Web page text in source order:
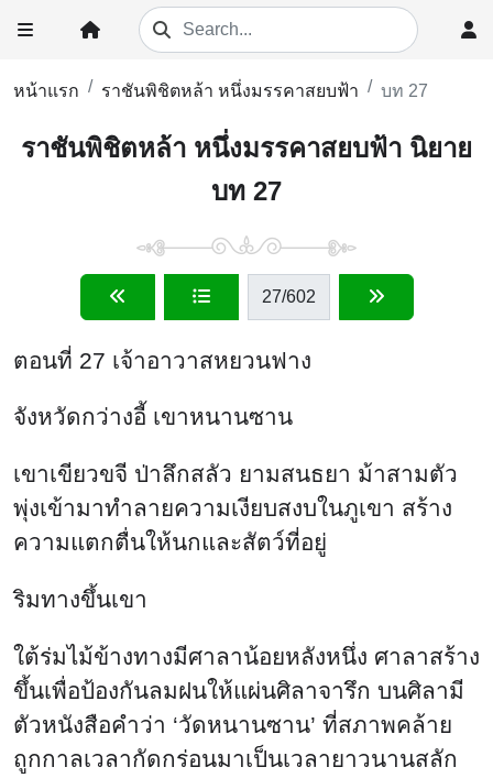
หน้าแรก ราชันพิชิตหล้า หนึ่งมรรคาสยบฟ้า บท 27
ราชันพิชิตหล้า หนึ่งมรรคาสยบฟ้า นิยาย
บท 27
27/602
ตอนที่ 27 เจ้าอาวาสหยวนฟาง
จังหวัดกว่างอี้ เขาหนานซาน
เขาเขียวขจี ป่าลึกสลัว ยามสนธยา ม้าสามตัว
พุ่งเข้ามาทำลายความเงียบสงบในภูเขา สร้าง
ความแตกตื่นให้นกและสัตว์ที่อยู่
ริมทางขึ้นเขา
ใต้ร่มไม้ข้างทางมีศาลาน้อยหลังหนึ่ง ศาลาสร้าง
ขึ้นเพื่อป้องกันลมฝนให้แผ่นศิลาจารึก บนศิลามี
ตัวหนังสือคำว่า ‘วัดหนานซาน’ ที่สภาพคล้าย
ถูกกาลเวลากัดกร่อนมาเป็นเวลายาวนานสลัก